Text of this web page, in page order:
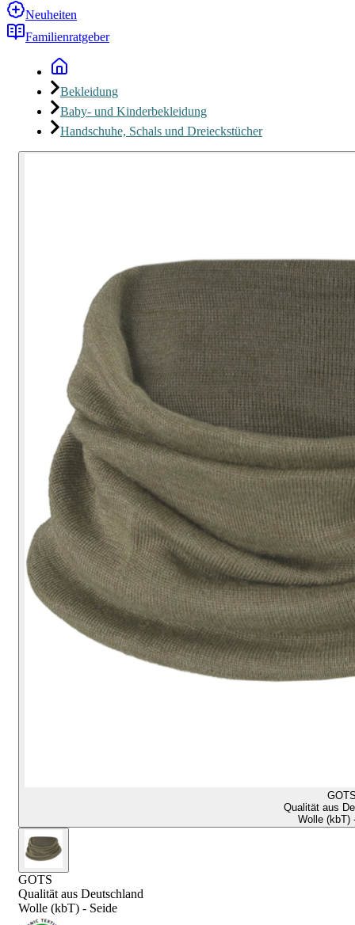
Neuheiten
Familienratgeber
Bekleidung
Baby- und Kinderbekleidung
Handschuhe, Schals und Dreieckstücher
Qualität aus
Wolle (kbT)
GOTS
Qualität aus Deutschland
Wolle (kbT) - Seide